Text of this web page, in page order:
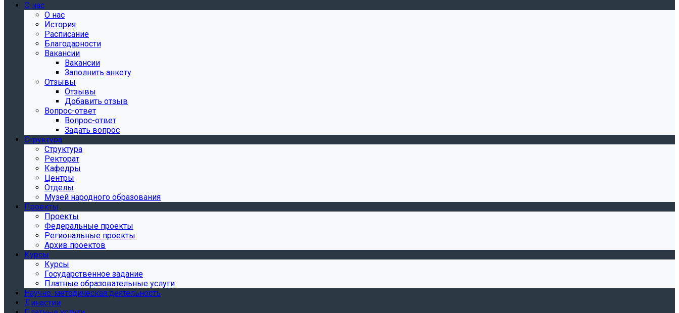
О нас
О нас
История
Расписание
Благодарности
Вакансии
Вакансии
Заполнить анкету
Отзывы
Отзывы
Добавить отзыв
Вопрос-ответ
Вопрос-ответ
Задать вопрос
Структура
Структура
Ректорат
Кафедры
Центры
Отделы
Музей народного образования
Проекты
Проекты
Федеральные проекты
Региональные проекты
Архив проектов
Курсы
Курсы
Государственное задание
Платные образовательные услуги
Научно-методическая деятельность
Династии